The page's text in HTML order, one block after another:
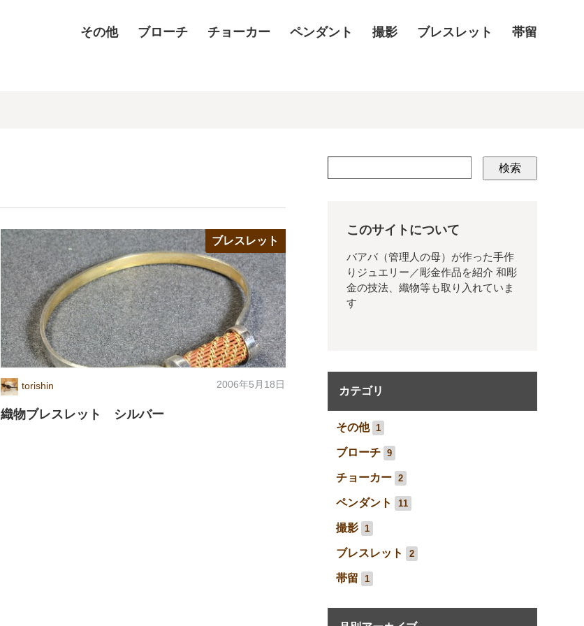
その他 ブローチ チョーカー ペンダント 撮影 ブレスレット 帯留
ブレスレット
torishin 2006年5月18日
織物ブレスレット シルバー
検索
このサイトについて
バアバ（管理人の母）が作った手作
りジュエリー／彫金作品を紹介 和彫
金の技法、織物等も取り入れていま
す
カテゴリ
その他 1
ブローチ 9
チョーカー 2
ペンダント 11
撮影 1
ブレスレット 2
帯留 1